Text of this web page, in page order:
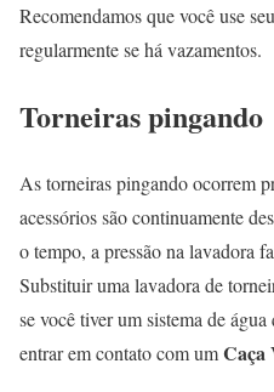
Recomendamos que você use
regularmente se há vazamentos.
Torneiras pingando
As torneiras pingando ocorrem
acessórios são continuamente
o tempo, a pressão na lavadora
Substituir uma lavadora de
se você tiver um sistema de
entrar em contato com umCaça